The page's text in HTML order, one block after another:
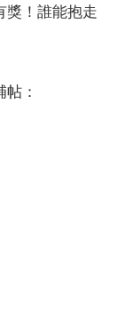
獎！誰能抱走
：